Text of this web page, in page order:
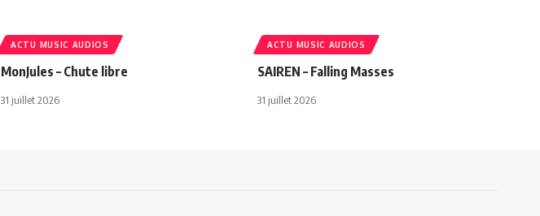
ACTU MUSIC AUDIOS
MonJules – Chute libre
31 juillet 2026
ACTU MUSIC AUDIOS
SAIREN – Falling Masses
31 juillet 2026